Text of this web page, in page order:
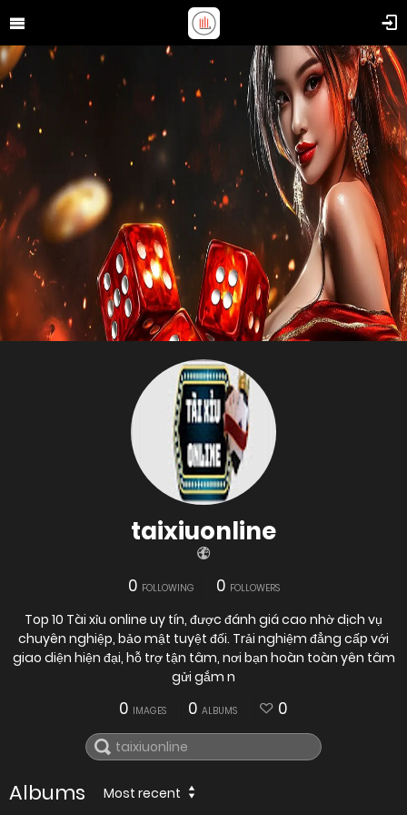
taixiuonline
0 FOLLOWING 0 FOLLOWERS
Top 10 Tài xỉu online uy tín, được đánh giá cao nhờ dịch vụ
chuyên nghiệp, bảo mật tuyệt đối. Trải nghiệm đẳng cấp với
giao diện hiện đại, hỗ trợ tận tâm, nơi bạn hoàn toàn yên tâm
gửi gắm n
0 IMAGES 0 ALBUMS 0
Albums Most recent